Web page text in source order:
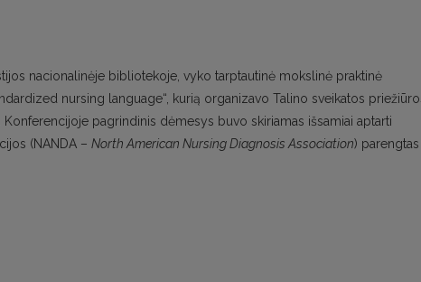
nacionalinėje bibliotekoje, vyko tarptautinė mokslinė praktinė
nursing language“, kurią organizavo Talino sveikatos
pagrindinis dėmesys buvo skiriamas išsamiai aptarti
(NANDA – NorthAmerican Nursing Diagnosis Association) parengtas